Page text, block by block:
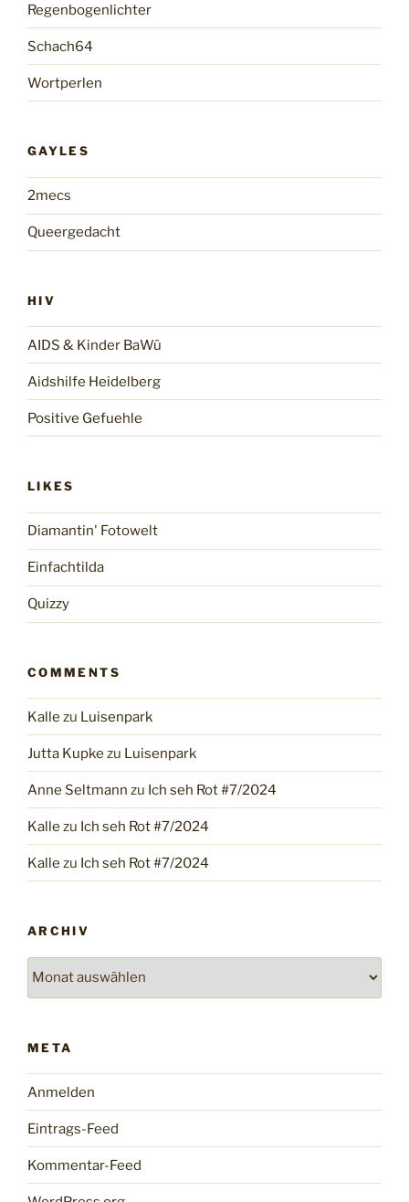
Regenbogenlichter
Schach64
Wortperlen
GAYLES
2mecs
Queergedacht
HIV
AIDS & Kinder BaWü
Aidshilfe Heidelberg
Positive Gefuehle
LIKES
Diamantin' Fotowelt
Einfachtilda
Quizzy
COMMENTS
Kalle zu Luisenpark
Jutta Kupke zu Luisenpark
Anne Seltmann zu Ich seh Rot #7/2024
Kalle zu Ich seh Rot #7/2024
Kalle zu Ich seh Rot #7/2024
ARCHIV
Archiv
META
Anmelden
Eintrags-Feed
Kommentar-Feed